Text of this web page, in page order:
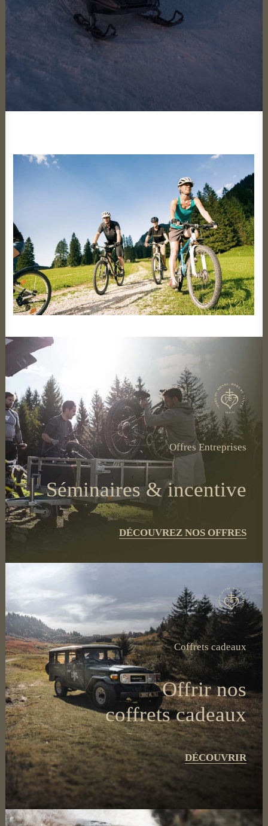
Offres Entreprises
Séminaires & incentive
DÉCOUVREZ NOS OFFRES
Coffrets cadeaux
Offrir nos
coffrets cadeaux
DÉCOUVRIR